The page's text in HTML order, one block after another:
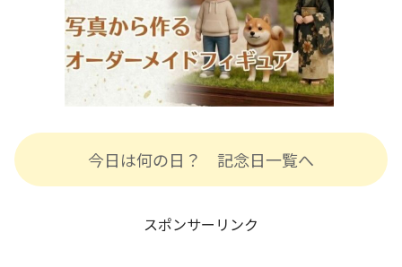
今日は何の日？ 記念日一覧へ
スポンサーリンク